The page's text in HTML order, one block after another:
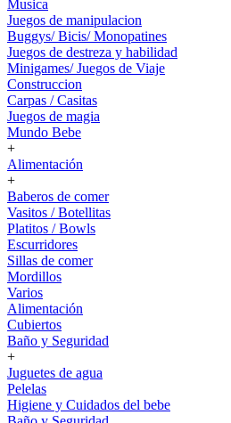
Musica
Juegos de manipulacion
Buggys/ Bicis/ Monopatines
Juegos de destreza y habilidad
Minigames/ Juegos de Viaje
Construccion
Carpas / Casitas
Juegos de magia
Mundo Bebe
+
Alimentación
+
Baberos de comer
Vasitos / Botellitas
Platitos / Bowls
Escurridores
Sillas de comer
Mordillos
Varios
Alimentación
Cubiertos
Baño y Seguridad
+
Juguetes de agua
Pelelas
Higiene y Cuidados del bebe